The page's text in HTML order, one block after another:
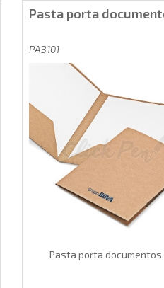
Pasta porta
PA3101
Pasta porta documentos